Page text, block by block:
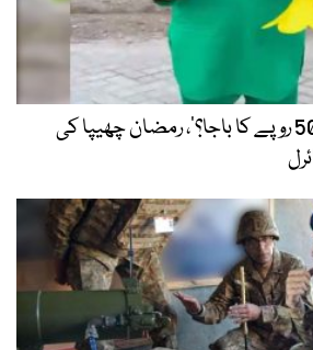
’100 روپے کا پودا یا 500 روپے کا باجا؟‘، رمضان چھیپا کی